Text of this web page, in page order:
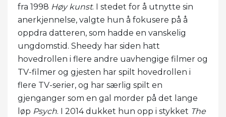
fra 1998 Høy kunst. I stedet for å utnytte sin
anerkjennelse, valgte hun å fokusere på å
oppdra datteren, som hadde en vanskelig
ungdomstid. Sheedy har siden hatt
hovedrollen i flere andre uavhengige filmer og
TV-filmer og gjesten har spilt hovedrollen i
flere TV-serier, og har særlig spilt en
gjenganger som en gal morder på det lange
løp Psych. I 2014 dukket hun opp i stykket The